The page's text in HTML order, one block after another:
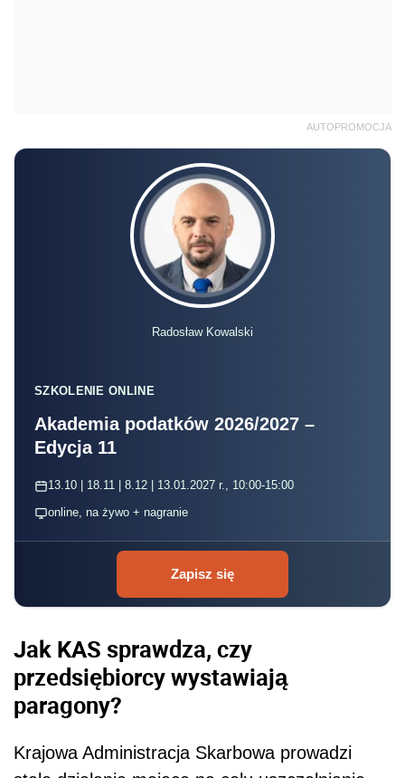
AUTOPROMOCJA
Radosław Kowalski
SZKOLENIE ONLINE
Akademia podatków 2026/2027 –
Edycja 11
13.10 | 18.11 | 8.12 | 13.01.2027 r., 10:00-15:00
online, na żywo + nagranie
Zapisz się
Jak KAS sprawdza, czy
przedsiębiorcy wystawiają
paragony?
Krajowa Administracja Skarbowa prowadzi